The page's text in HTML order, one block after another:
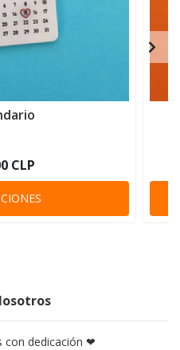
CLP
con dedicación ❤